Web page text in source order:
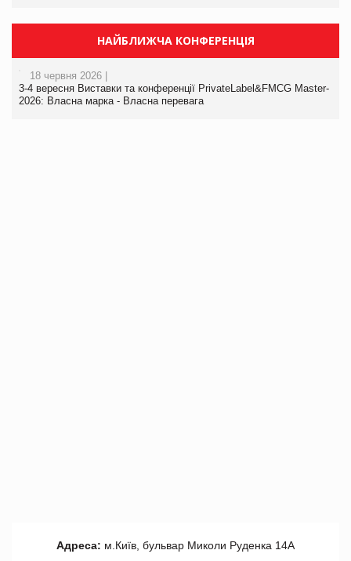
НАЙБЛИЖЧА КОНФЕРЕНЦІЯ
18 червня 2026 |
3-4 вересня Виставки та конференції PrivateLabel&FMCG Master-
2026: Власна марка - Власна перевага
Адреса: м.Київ, бульвар Миколи Руденка 14А